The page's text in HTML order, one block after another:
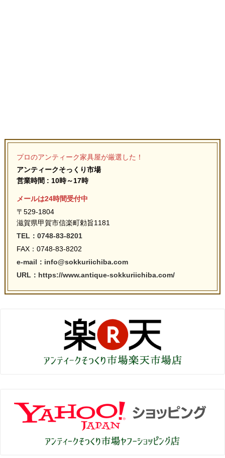
プロのアンティーク家具屋が厳選した！
アンティークそっくり市場
営業時間 : 10時～17時
メールは24時間受付中
〒529-1804
滋賀県甲賀市信楽町勅旨1181
TEL：0748-83-8201
FAX：0748-83-8202
e-mail：info@sokkuriichiba.com
URL：https://www.antique-sokkuriichiba.com/